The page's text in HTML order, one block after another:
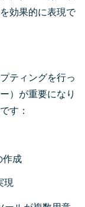
効果的に表現で
ティングを行っ
）が重要になり
す：
作成
現